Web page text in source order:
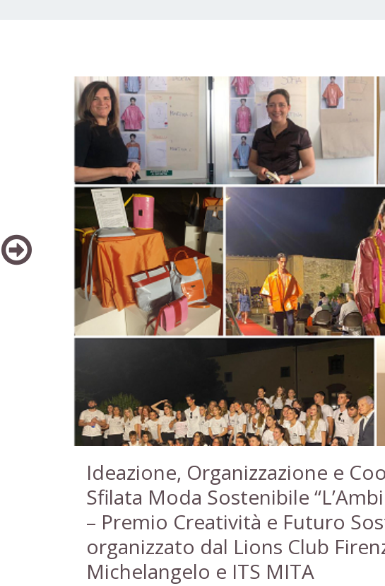
Ideazione, Organizzazione e
Sfilata Moda Sostenibile
– Premio Creatività e Futuro
organizzato dal Lions Club
Michelangelo e ITS MITA